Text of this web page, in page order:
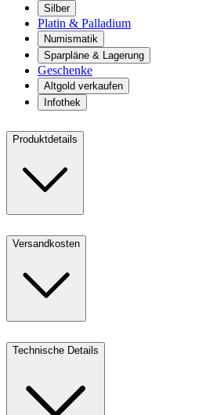
Silber
Platin & Palladium
Numismatik
Sparpläne & Lagerung
Geschenke
Altgold verkaufen
Infothek
Produktdetails
Versandkosten
Technische Details